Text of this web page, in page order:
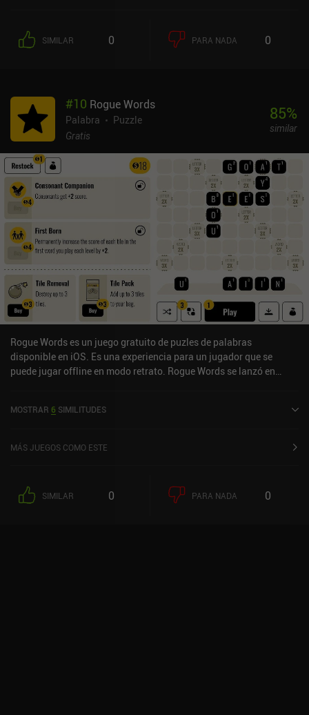
nos retan a conseguir la máxima puntuación posible con sólo seis
palabras, hasta niveles temáticos que nos hacen jugar contra una
atractivo. El modo multijugador, en cambio, es mucho más
divertido, con partidas de ritmo lento contra amigos u oponentes
aleatorios que se desarrollan casualmente a lo largo de varios
Tumblewords es ahora un juego gratuito para todo el mundo, con
anuncios que se pueden eliminar a través de un único iAP de 7,99
$. Aunque los niveles contra la IA son aburridos, los rompecabezas
diarios y el relajante PvP lo convierten en un juego de palabras
encantador y relajado que creo que disfrutarán muchos
aficionados a los rompecabezas.
SIMILAR 0 PARA NADA 0
#10 Rogue Words
Palabra
Puzzle
Gratis
85%
similar
Rogue Words es un juego gratuito de puzles de palabras
disponible en iOS. Es una experiencia para un jugador que se
puede jugar offline en modo retrato. Rogue Words se lanzó en
MOSTRAR 6 SIMILITUDES
MÁS JUEGOS COMO ESTE
SIMILAR 0 PARA NADA 0